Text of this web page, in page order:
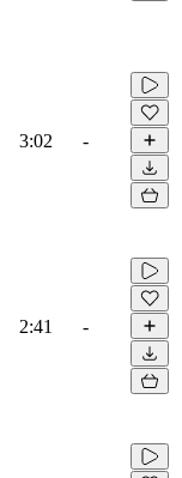
3:02 -
2:41 -